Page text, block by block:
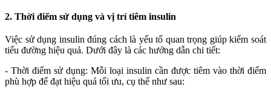
2. Thời điểm sử dụng và vị trí tiêm insulin
Việc sử dụng insulin đúng cách là yếu tố quan trọng giúp kiểm soát
tiểu đường hiệu quả. Dưới đây là các hướng dẫn chi tiết:
- Thời điểm sử dụng: Mỗi loại insulin cần được tiêm vào thời điểm
phù hợp để đạt hiệu quả tối ưu, cụ thể như sau: